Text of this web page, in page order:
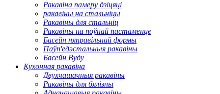
Ракавіна памеру дзіцяці
ракавіны на стальніцы
Ракавіны для стальніц
Ракавіны на поўнай пастаменце
Басейн няправільнай формы
Паўп'едэстальныя ракавіны
Басейн Вуду
Кухонная ракавіна
Двухчашачныя ракавіны
Ракавіны для бялізны